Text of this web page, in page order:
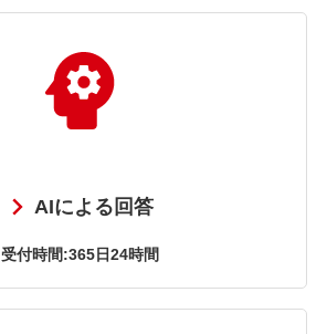
AIによる回答
受付時間:365日24時間